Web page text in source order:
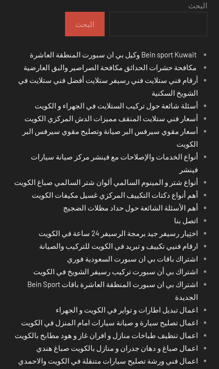
البحث
البحث
مكافحة حشرات الحدائق مكافحة الصراصير والبق العارضية
أرقام فني ستلايت فني رسيفر ستلايت أفضل فني ستلايت في
الشويخ السكنية
أسئلة شائعة حول تركيب الستلايت في الجهراء و الكويت
أسعار فني ستلايت المنقف مميزات الدش المركزي الكويت
أسعار مقوي سيرفس البر صيانة وتصليح مقوي سيرفس البر
الكويت
أنواع الخدمات والإصلاحات مع فينشر مركز صيانة سيارات
فينشر
أنواع شتر و المينوم السالمي ألوان شتر السالمي صباغ الكويت
أهم أنواع دكتات التكييف المركزي غسيل مكيفات الكويت
أهم الأسئلة الشائعة حول حداد مظلات الضجيج
اتصل بنا
اختِيار رسيفر جيد برمجة الرسيفر 24 ساعة في الكويت
ارقام فنيي تكييف و تبريد في الكويت للتركيب والصيانة
اشتراك باقات بي ان سبورت السعودية فوري
اشتراك بي أن سبورت تركيب رسيفر الشويخ في الكويت
اشتراك بي ان سبورت المنطقة العاشرة باقات Bein Sport
الجديدة
اعمال تبديل اطارات و تواير في الكويت و الجهراء
اعمال تصليح سيارة و صيانة سيارات امام المنزل في الكويت
اعمال تنظيف طباخات منازل و افران غاز و هود مطابخ بالكويت
اعمال صباغ و دهان جدران و منازل بالكويت صباغ هندي
اعمال فني ورشة تصليح سيارات متنقلة في الكويت والاحمدي